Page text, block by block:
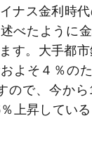
ナス金利時
べたように
す。大手都
よそ４％の
ので、今か
上昇してい